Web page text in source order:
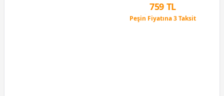
759 TL
Peşin Fiyatına 3 Taksit